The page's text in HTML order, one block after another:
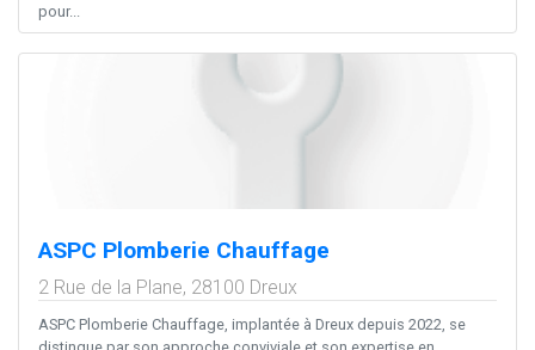
pour...
ASPC Plomberie Chauffage
2 Rue de la Plane, 28100 Dreux
ASPC Plomberie Chauffage, implantée à Dreux depuis 2022, se